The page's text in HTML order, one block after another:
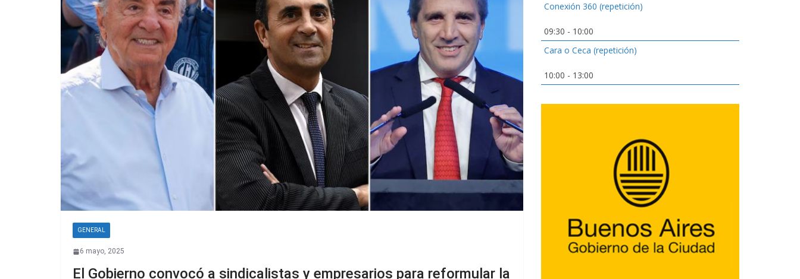
GENERAL
6 mayo, 2025
El Gobierno convocó a sindicalistas y empresarios para reformular la
Conexión 360 (repetición)
09:30 - 10:00
Cara o Ceca (repetición)
10:00 - 13:00